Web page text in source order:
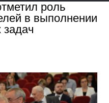
роль
в выполнении